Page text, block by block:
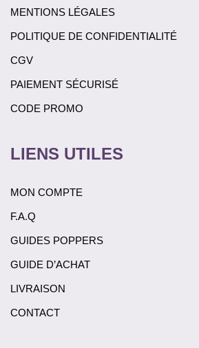
MENTIONS LÉGALES
POLITIQUE DE CONFIDENTIALITÉ
CGV
PAIEMENT SÉCURISÉ
CODE PROMO
LIENS UTILES
MON COMPTE
F.A.Q
GUIDES POPPERS
GUIDE D’ACHAT
LIVRAISON
CONTACT